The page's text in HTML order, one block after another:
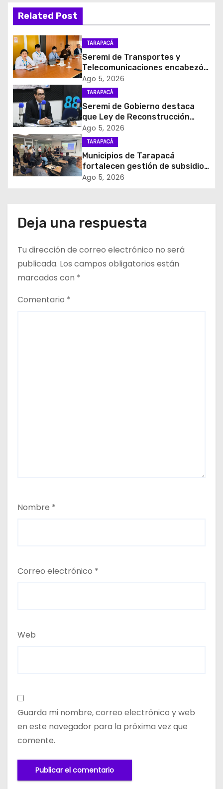
g
a
c
i
ó
n
d
e
t
r
a
Related Post
TARAPACÁ
Seremi de Transportes y
Telecomunicaciones encabezó
primera mesa de coordinación
para el retiro de cables en
desuso en Iquique
Ago 5, 2026
TARAPACÁ
Seremi de Gobierno destaca
que Ley de Reconstrucción
Nacional impulsará la inversión
y el empleo en Tarapacá
Ago 5, 2026
TARAPACÁ
Municipios de Tarapacá
fortalecen gestión de subsidios
de agua potable en jornada
Ago 5, 2026
Deja una respuesta
Tu dirección de correo electrónico no será
publicada. Los campos obligatorios están
marcados con *
Comentario *
Nombre *
Correo electrónico *
Web
Guarda mi nombre, correo electrónico y web
en este navegador para la próxima vez que
comente.